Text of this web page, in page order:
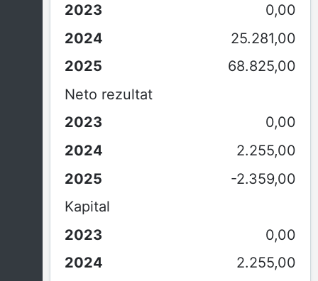
0,00
25.281,00
68.825,00
Neto rezultat
0,00
2.255,00
-2.359,00
Kapital
0,00
2.255,00